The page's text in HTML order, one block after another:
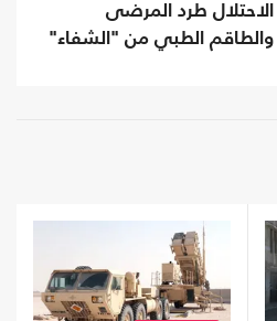
الاحتلال طرد المرضى
والطاقم الطبي من "الشفاء"